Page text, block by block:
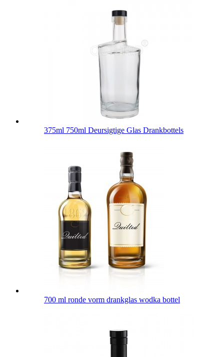
375ml 750ml Deursigtige Glas Drankbottels
700 ml ronde vorm drankglas wodka bottel